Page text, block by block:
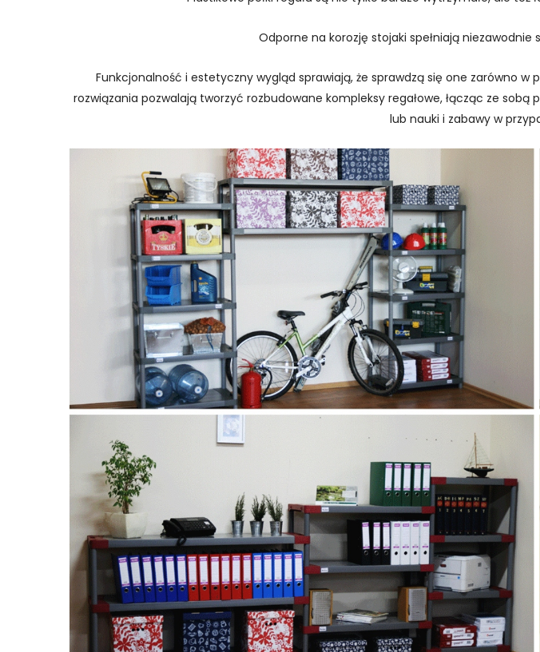
Odporne na korozję stojaki spełniają
Funkcjonalność i estetyczny wygląd sprawiają, że sprawdzą się one zarówno
rozwiązania pozwalają tworzyć rozbudowane kompleksy regałowe, łącząc ze
lub nauki i zabawy w